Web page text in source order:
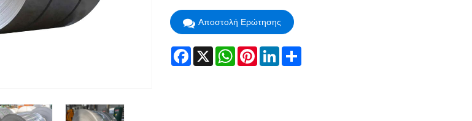
Αποστολή Ερώτησης
Facebook
X WhatsAppPinterestLinkedInShare